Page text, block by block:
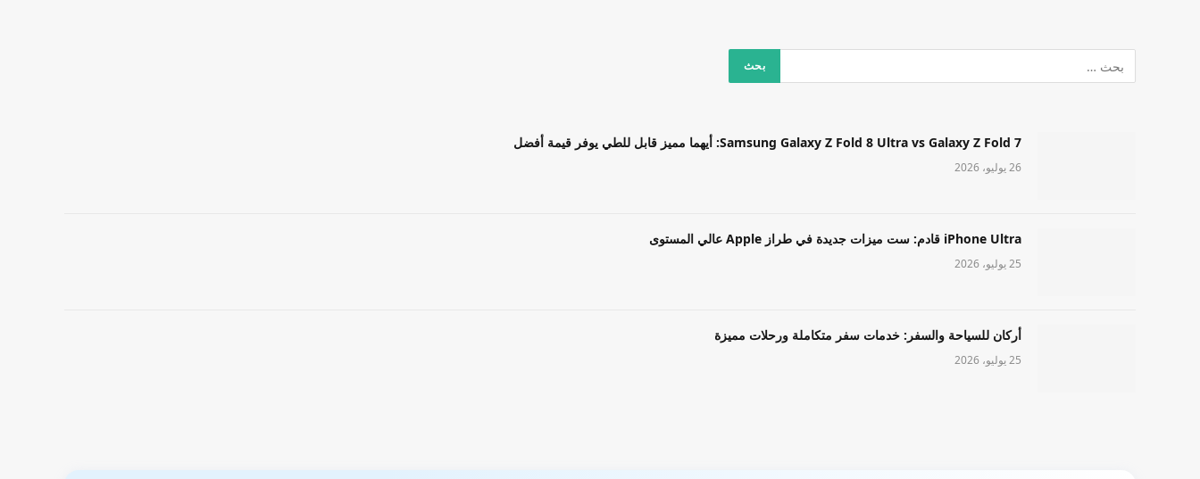
Samsung Galaxy Z Fold 8 Ultra vs Galaxy Z Fold 7: أيهما مميز قابل للطي يوفر قيمة أفضل
26 يوليو، 2026
iPhone Ultra قادم: ست ميزات جديدة في طراز Apple عالي المستوى
25 يوليو، 2026
أركان للسياحة والسفر: خدمات سفر متكاملة ورحلات مميزة
25 يوليو، 2026